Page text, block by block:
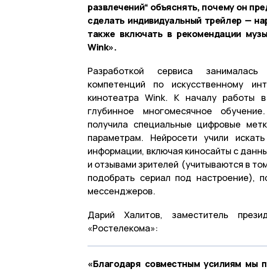
развлечений“ объяснять, почему он
сделать индивидуальный трейлер —
также включать в рекомендации
Wink».
Разработкой сервиса
компетенций по искусственному
кинотеатра Wink. К началу работы
глубинное многомесячное
получила специальные цифровые
параметрам. Нейросети учили
информации, включая киносайты с
и отзывами зрителей (учитываются в
подобрать сериал под настроение),
мессенджеров.
Дарий Халитов, заместитель
«Ростелекома»:
«Благодаря совместным усилиям мы